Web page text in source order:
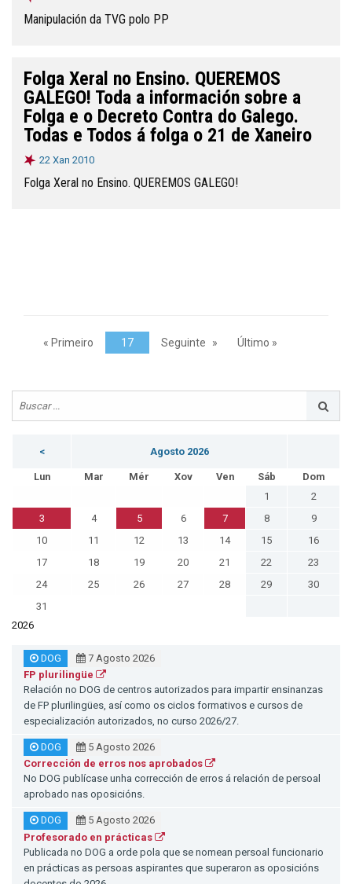
Manipulación da TVG polo PP
Folga Xeral no Ensino. QUEREMOS
GALEGO! Toda a información sobre a
Folga e o Decreto Contra do Galego.
Todas e Todos á folga o 21 de Xaneiro
22 Xan 2010
Folga Xeral no Ensino. QUEREMOS GALEGO!
« Primeiro 17 Seguinte Último »
< Agosto 2026
Lun Mar Mér Xov Ven Sáb
Dom
1
2
3
4 5 6 7 8
9
10
11 12 13 14 15
16
17
18 19 20 21 22
23
24
25 26 27 28 29
30
31
2026
DOG
7 Agosto 2026
FP plurilingüe
Relación no DOG de centros autorizados para impartir ensinanzas
de FP plurilingües, así como os ciclos formativos e cursos de
especialización autorizados, no curso 2026/27.
DOG
5 Agosto 2026
Corrección de erros nos aprobados
No DOG publícase unha corrección de erros á relación de persoal
aprobado nas oposicións.
DOG
5 Agosto 2026
Profesorado en prácticas
Publicada no DOG a orde pola que se nomean persoal funcionario
en prácticas as persoas aspirantes que superaron as oposicións